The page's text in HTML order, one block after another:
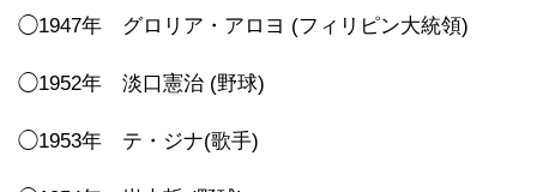
◯1947年 グロリア・アロヨ (フィリピン大統領)
◯1952年 淡口憲治 (野球)
◯1953年 テ・ジナ(歌手)